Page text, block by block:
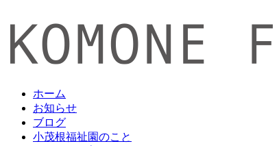
ホーム
お知らせ
ブログ
小茂根福祉園のこと